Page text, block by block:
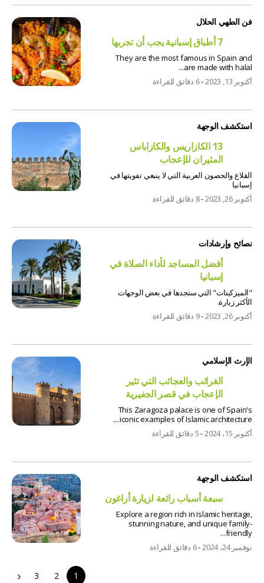
فن الطهي الحلال
7 أطباق إسبانية يجب أن تجربها
They are the most famous in Spain and
are made with halal...
أكتوبر 13, 2023
-6 دقائق للقراءة
استكشف الوجهة
13 الكازاريس والكازاباس
المثيران للإعجاب
القلاع والحصون العربية التي لا ينبغي تفويتها في
إسبانيا
أكتوبر 26, 2023
-8 دقائق للقراءة
نصائح وإرشادات
أفضل المساجد لأداء الصلاة في
إسبانيا
"الميزكيتات" التي ستجدها في بعض الوجهات
الأكثر زيارة.
أكتوبر 26, 2023
-9 دقائق للقراءة
الإرث الإسلامي
الغرائب والعجائب التي تثير
الإعجاب في قصر الجفيرية
This Zaragoza palace is one of Spain's
iconic examples of Islamic architecture....
أكتوبر 15، 2024
-5 دقائق للقراءة
استكشف الوجهة
سبعة أسباب رائعة لزيارة أراغون
Explore a region rich in Islamic heritage,
stunning nature, and unique family-
friendly...
نوفمبر 24، 2024
-6 دقائق للقراءة
1
2
3